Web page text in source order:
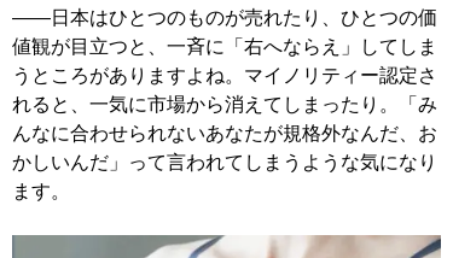
――日本はひとつのものが売れたり、ひとつの価
値観が目立つと、一斉に「右へならえ」してしま
うところがありますよね。マイノリティー認定さ
れると、一気に市場から消えてしまったり。「み
んなに合わせられないあなたが規格外なんだ、お
かしいんだ」って言われてしまうような気になり
ます。